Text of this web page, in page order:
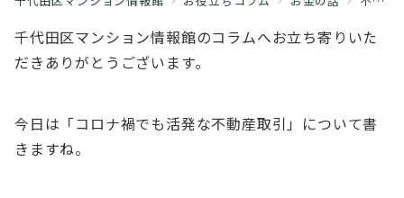
千代田区マンション情報館のコラムへお立ち寄りいた
だきありがとうございます。
今日は「コロナ禍でも活発な不動産取引」について書
きますね。